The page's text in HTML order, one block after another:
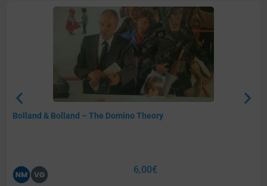
Bolland & Bolland – The Domino Theory
6,00€